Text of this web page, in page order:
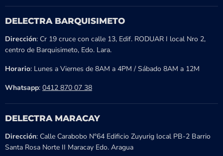
DELECTRA BARQUISIMETO
Dirección: Cr 19 cruce con calle 13, Edif. RODUAR I local Nro 2,
centro de Barquisimeto, Edo. Lara.
Horario: Lunes a Viernes de 8AM a 4PM / Sábado 8AM a 12M
Whatsapp: 0412 870 07 38
DELECTRA MARACAY
Dirección: Calle Carabobo N°64 Edificio Zuyurig local PB-2 Barrio
Santa Rosa Norte II Maracay Edo. Aragua